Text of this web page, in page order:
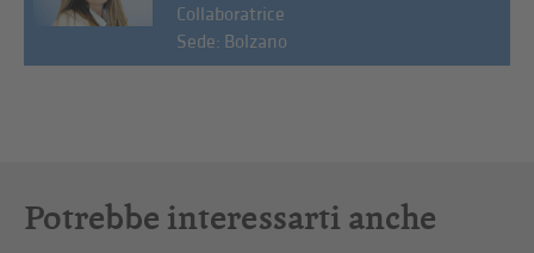
Collaboratrice
Sede: Bolzano
Potrebbe interessarti anche